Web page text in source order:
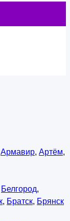
Армавир, Артём,
Белгород,
, Братск, Брянск